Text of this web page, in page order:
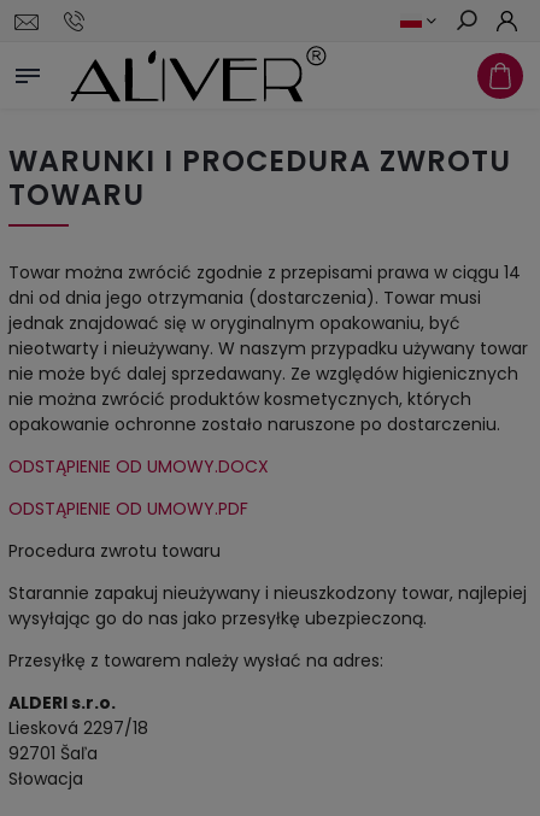
Szukaj
WARUNKI I PROCEDURA ZWROTU
TOWARU
Towar można zwrócić zgodnie z przepisami prawa w ciągu 14
dni od dnia jego otrzymania (dostarczenia). Towar musi
jednak znajdować się w oryginalnym opakowaniu, być
nieotwarty i nieużywany. W naszym przypadku używany towar
nie może być dalej sprzedawany. Ze względów higienicznych
nie można zwrócić produktów kosmetycznych, których
opakowanie ochronne zostało naruszone po dostarczeniu.
ODSTĄPIENIE OD UMOWY.DOCX
ODSTĄPIENIE OD UMOWY.PDF
Procedura zwrotu towaru
Starannie zapakuj nieużywany i nieuszkodzony towar, najlepiej
wysyłając go do nas jako przesyłkę ubezpieczoną.
Przesyłkę z towarem należy wysłać na adres:
ALDERI s.r.o.
Liesková 2297/18
92701 Šaľa
Słowacja